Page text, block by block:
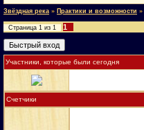
Звёздная река » Практики и возможности »
Страница 1 из 1
1
Участники, которые были сегодня
Счетчики